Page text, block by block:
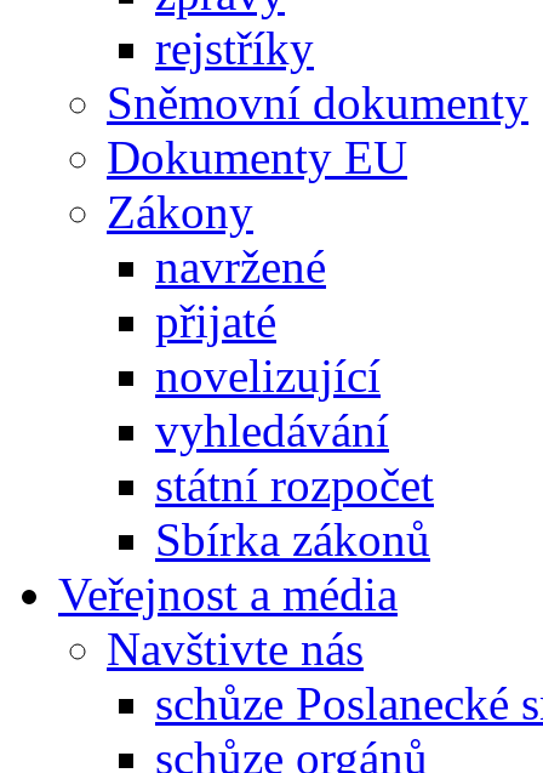
rejstříky
Sněmovní dokumenty
Dokumenty EU
Zákony
navržené
přijaté
novelizující
vyhledávání
státní rozpočet
Sbírka zákonů
Veřejnost a média
Navštivte nás
schůze Poslanecké
schůze orgánů